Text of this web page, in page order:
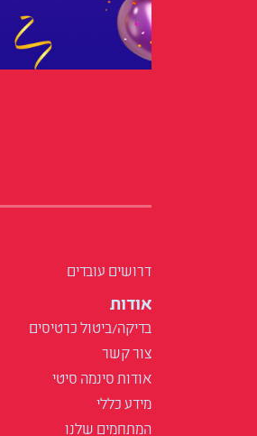
דרושים עובדים
אודות
בדיקה/ביטול כרטיסים
צור קשר
אודות סינמה סיטי
מידע כללי
המתחמים שלנו